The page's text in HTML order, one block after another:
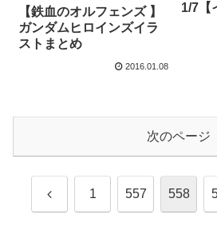
【鉄血のオルフェンズ 】
ガンダムヒロインズイラ
ストまとめ
2016.01.08
1/7【
次のページ
前 1 557 558